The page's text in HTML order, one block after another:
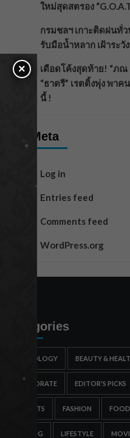
ใหม่สุดสตรอง
กรมชลฯ เกาะติดฝนทั่ว
รับมือน้ำหลาก เฝ้าระวั
เดือดโค้งสุดท้าย! “ภ
“ธาตรี” เรตติ้งพุ่ง พา
นี้ !
Meta
Log in
Entries feed
Comments feed
WordPress.org
Categories
ASTROLOGY BEAUTY &
CORPORATE EDITOR'S PICKS
ESPORTS FASHION
GAMING LIFESTYLE
×